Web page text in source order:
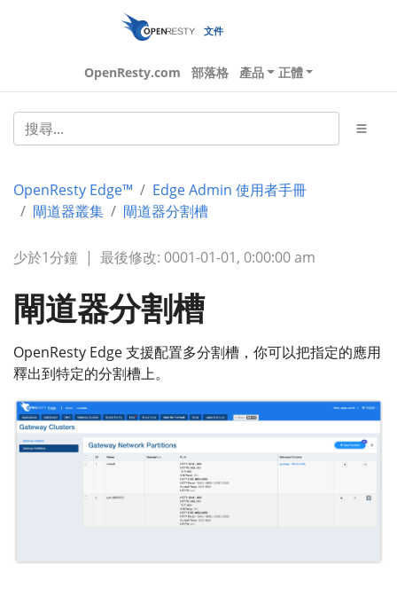
文件
OpenResty.com 部落格 產品 正體
OpenResty Edge™
Edge Admin 使用者手冊
閘道器叢集
閘道器分割槽
少於1分鐘 | 最後修改: 0001-01-01, 0:00:00 am
閘道器分割槽
OpenResty Edge 支援配置多分割槽，你可以把指定的應用
釋出到特定的分割槽上。